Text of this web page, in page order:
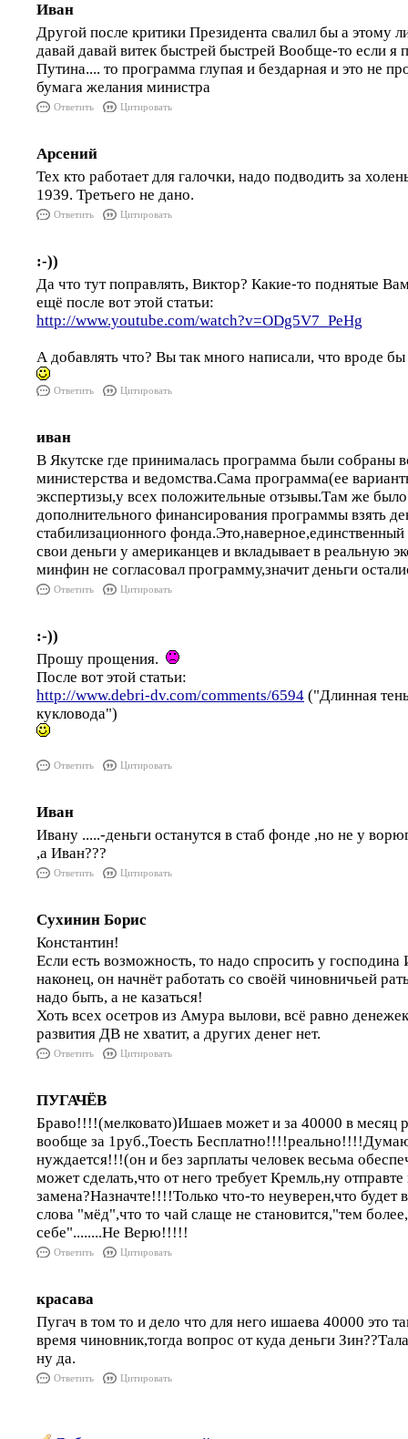
Иван
Другой после критики Президента свалил бы а этому
давай давай витек быстрей быстрей Вообще-то если я
Путина.... то программа глупая и бездарная и это не
бумага желания министра
Ответить Цитировать
Арсений
Тех кто работает для галочки, надо подводить за
1939. Третьего не дано.
Ответить Цитировать
:-))
Да что тут поправлять, Виктор? Какие-то поднятые
ещё после вот этой статьи:
http://www.youtube.com/watch?v=ODg5V7_PeHg
А добавлять что? Вы так много написали, что вроде бы
Ответить Цитировать
иван
В Якутске где принималась программа были собраны
министерства и ведомства.Сама программа(ее
экспертизы,у всех положительные отзывы.Там же
дополнительного финансирования программы взять
стабилизационного
свои деньги у американцев и вкладывает в реальную
минфин не согласовал программу,значит деньги
Ответить Цитировать
:-))
Прошу прощения.
После вот этой статьи:
http://www.debri-dv.com/comments/6594 ("Длинная
кукловода")
Ответить Цитировать
Иван
Ивану .....-деньги останутся в стаб фонде ,но не у
,а Иван???
Ответить Цитировать
Сухинин Борис
Константин!
Если есть возможность, то надо спросить у
наконец, он начнёт работать со своёй чиновничьей
надо быть, а не казаться!
Хоть всех осетров из Амура вылови, всё равно
развития ДВ не хватит, а других денег нет.
Ответить Цитировать
ПУГАЧЁВ
Браво!!!!(мелковато)Ишаев может и за 40000 в месяц
вообще за 1руб.,Тоесть Бесплатно!!!!реально!!!!Думаю
нуждается!!!(он и без зарплаты человек весьма
может сделать,что от него требует Кремль,ну
замена?Назначте!!!!Только что-то неуверен,что будет
слова "мёд",что то чай слаще не становится,"тем
себе"........Не Верю!!!!!
Ответить Цитировать
красава
Пугач в том то и дело что для него ишаева 40000 это
время чиновник,тогда вопрос от куда деньги
ну да.
Ответить Цитировать